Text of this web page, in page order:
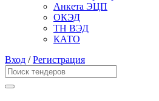
Анкета ЭЦП
ОКЭД
ТН ВЭД
КАТО
Вход /Регистрация